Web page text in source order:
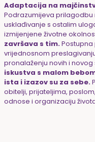
Adaptacija na
Podrazumijeva prilagodbu
usklađivanje s ostalim
izmijenjene životne
završava s tim.
vrijednosnom
pronalaženju novih i
iskustva s malom
ista i izazov su za sebe.
obitelji, prijateljima,
odnose i organizaciju